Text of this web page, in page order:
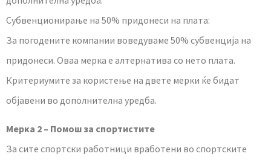
Субвенционирање на 50% придонеси на плата:
За погодените компании воведуваме 50% субвенција на
придонеси. Оваа мерка е алтернатива со нето плата.
Критериумите за користење на двете мерки ќе бидат
објавени во дополнителна уредба.
Мерка 2 – Помош за спортистите
За сите спортски работници вработени во спортските